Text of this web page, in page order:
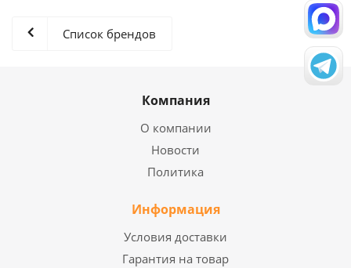
Список брендов
Компания
О компании
Новости
Политика
Информация
Условия доставки
Гарантия на товар